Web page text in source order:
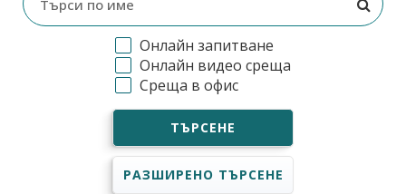
Онлайн запитване
Онлайн видео среща
Среща в офис
ТЪРСЕНЕ
РАЗШИРЕНО ТЪРСЕНЕ